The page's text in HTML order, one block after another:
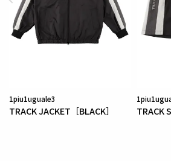
【ワッペンロゴに関するご注意】
本製品に使用しているワッペンロ
ございます。
※万が一剥がれが生じた場合は、
1piu1uguale3
TRACK JACKET［BLACK］ TRACK